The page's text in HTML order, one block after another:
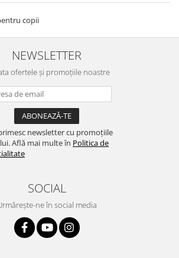
copii
NEWSLETTER
ofertele și promoțiile noastre
newsletter cu promoțiile
Află mai multe în Politica de
SOCIAL
ne în social media